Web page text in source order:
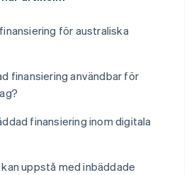
för australiska
finansiering användbar för
finansiering inom digitala
uppstå med inbäddade